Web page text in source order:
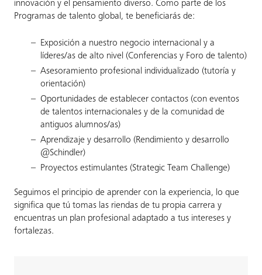
innovación y el pensamiento diverso. Como parte de los
Programas de talento global, te beneficiarás de:
Exposición a nuestro negocio internacional y a
líderes/as de alto nivel (Conferencias y Foro de talento)
Asesoramiento profesional individualizado (tutoría y
orientación)
Oportunidades de establecer contactos (con eventos
de talentos internacionales y de la comunidad de
antiguos alumnos/as)
Aprendizaje y desarrollo (Rendimiento y desarrollo
@Schindler)
Proyectos estimulantes (Strategic Team Challenge)
Seguimos el principio de aprender con la experiencia, lo que
significa que tú tomas las riendas de tu propia carrera y
encuentras un plan profesional adaptado a tus intereses y
fortalezas.​